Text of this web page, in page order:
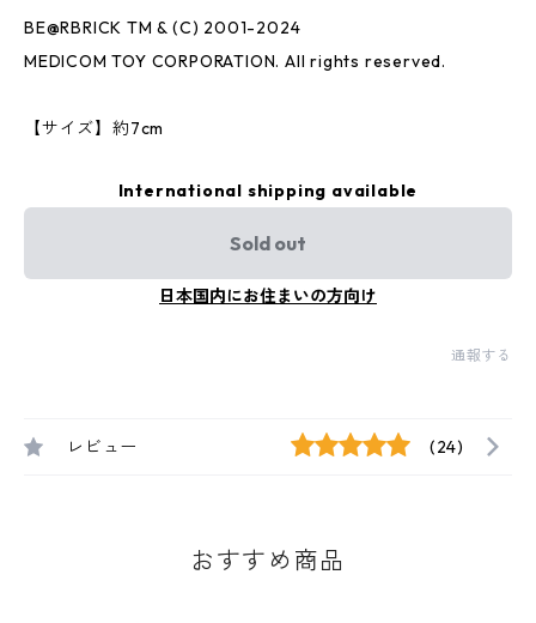
BE@RBRICK TM & (C) 2001-2024
MEDICOM TOY CORPORATION. All rights reserved.
【サイズ】約7cm
International shipping available
Sold out
日本国内にお住まいの方向け
通報する
レビュー (24)
おすすめ商品